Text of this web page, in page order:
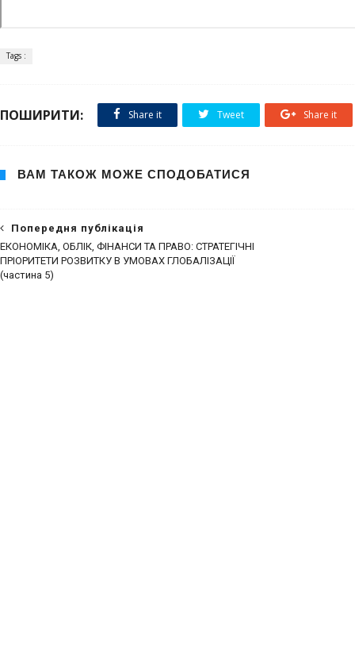
Tags :
ПОШИРИТИ: Share it Tweet Share it
ВАМ ТАКОЖ МОЖЕ СПОДОБАТИСЯ
Попередня публікація
ЕКОНОМІКА, ОБЛІК, ФІНАНСИ ТА ПРАВО: СТРАТЕГІЧНІ
ПРІОРИТЕТИ РОЗВИТКУ В УМОВАХ ГЛОБАЛІЗАЦІЇ
(частина 5)